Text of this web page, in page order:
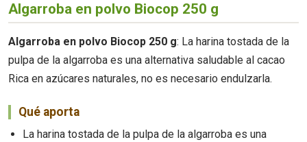
Algarroba en polvo Biocop 250 g
Algarroba en polvo Biocop 250 g: La harina tostada de la
pulpa de la algarroba es una alternativa saludable al cacao
Rica en azúcares naturales, no es necesario endulzarla.
Qué aporta
La harina tostada de la pulpa de la algarroba es una